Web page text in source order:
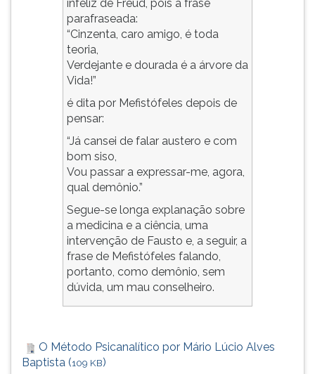
infeliz de Freud, pois a frase
parafraseada:
“Cinzenta, caro amigo, é toda
teoria,
Verdejante e dourada é a árvore da
Vida!”
é dita por Mefistófeles depois de
pensar:
“Já cansei de falar austero e com
bom siso,
Vou passar a expressar-me, agora,
qual demônio.”
Segue-se longa explanação sobre
a medicina e a ciência, uma
intervenção de Fausto e, a seguir, a
frase de Mefistófeles falando,
portanto, como demônio, sem
dúvida, um mau conselheiro.
O Método Psicanalítico por Mário Lúcio Alves
Baptista (109 KB)